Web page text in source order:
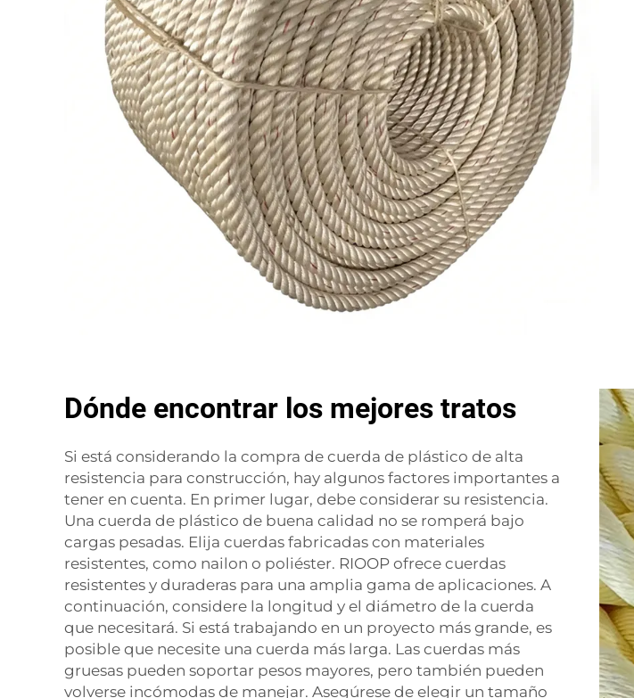
Dónde encontrar los mejores tratos
Si está considerando la compra de cuerda de plástico de alta
resistencia para construcción, hay algunos factores importantes a
tener en cuenta. En primer lugar, debe considerar su resistencia.
Una cuerda de plástico de buena calidad no se romperá bajo
cargas pesadas. Elija cuerdas fabricadas con materiales
resistentes, como nailon o poliéster. RIOOP ofrece cuerdas
resistentes y duraderas para una amplia gama de aplicaciones. A
continuación, considere la longitud y el diámetro de la cuerda
que necesitará. Si está trabajando en un proyecto más grande, es
posible que necesite una cuerda más larga. Las cuerdas más
gruesas pueden soportar pesos mayores, pero también pueden
volverse incómodas de manejar. Asegúrese de elegir un tamaño